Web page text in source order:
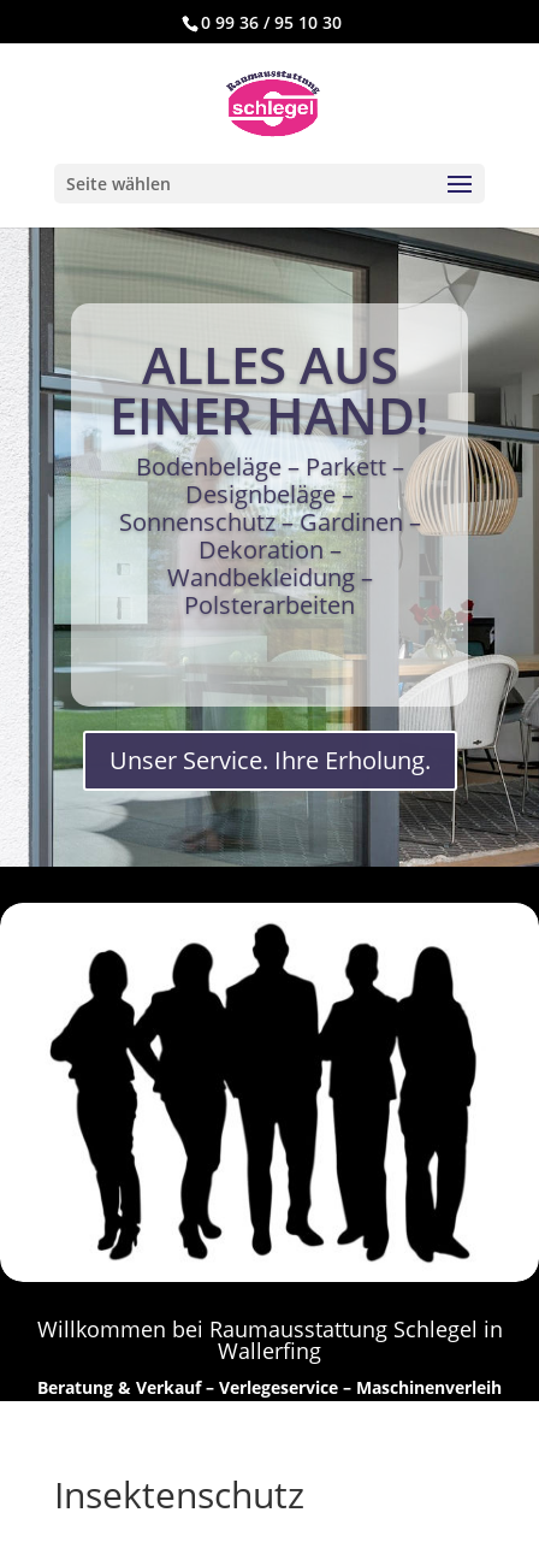
0 99 36 / 95 10 30
Seite wählen
ALLES AUS
EINER HAND!
Bodenbeläge – Parkett –
Designbeläge –
Sonnenschutz – Gardinen –
Dekoration –
Wandbekleidung –
Polsterarbeiten
Unser Service. Ihre Erholung.
Willkommen bei Raumausstattung Schlegel in
Wallerfing
Beratung & Verkauf – Verlegeservice – Maschinenverleih
Insektenschutz